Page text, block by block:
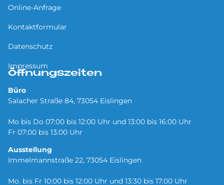
Online-Anfrage
Kontaktformular
Datenschutz
Impressum
Öffnungszeiten
Büro
Salacher Straße 84, 73054 Eislingen
Mo bis Do 07:00 bis 12:00 Uhr und 13:00 bis 16:00 Uhr
Fr 07:00 bis 13:00 Uhr
Ausstellung
Immelmannstraße 22, 73054 Eislingen
Mo. bis Fr 10:00 bis 12:00 Uhr und 13:30 bis 17:00 Uhr